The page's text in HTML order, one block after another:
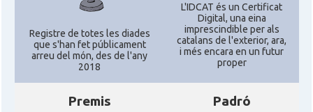
Registre de totes les diades
que s'han fet públicament
arreu del món, des de l'any
2018
L'IDCAT és un Certificat
Digital, una eina
imprescindible per als
catalans de l'exterior, ara,
i més encara en un futur
proper
Premis Padró